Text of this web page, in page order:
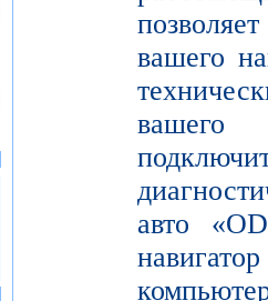
вашего
вашего
авто